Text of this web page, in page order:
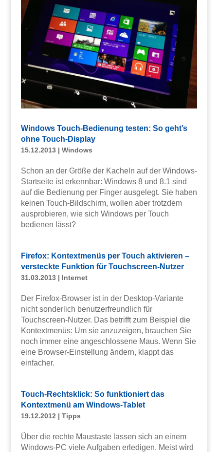
Windows Touch-Bedienung testen: So geht’s
ohne Touch-Display
15.12.2013| Windows
Schon an der Größe der Kacheln auf der Windows-
Startseite ist erkennbar: Windows 8 und 8.1 sind
auf die Bedienung per Finger ausgelegt. Sie haben
keinen Touch-Bildschirm, wollen aber trotzdem
ausprobieren, wie sich Windows per Touch
bedienen lässt?
Firefox: Kontextmenüs per Touch aktivieren –
versteckte Funktion für Touchscreen-Nutzer
31.03.2013| Internet
Der Firefox-Browser ist in der Desktop-Variante
nicht sonderlich benutzerfreundlich für
Touchscreen-Nutzer. Das betrifft zum Beispiel die
Kontextmenüs: Um sie anzuzeigen, brauchen Sie
noch immer eine angeschlossene Maus. Wenn Sie
eine Browser-Einstellung ändern, klappt das
einfacher.
Touch-Rechtsklick: So funktioniert das
Kontextmenü am Windows-Tablet
19.12.2012 | Tipps
Über die rechte Maustaste lassen sich an einem
Windows-PC viele Aufgaben erledigen. Meist wird